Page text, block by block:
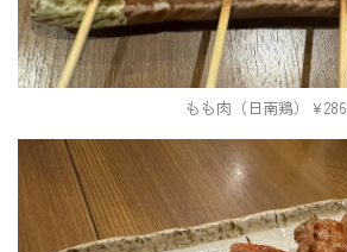
もも肉（日南鶏）￥286